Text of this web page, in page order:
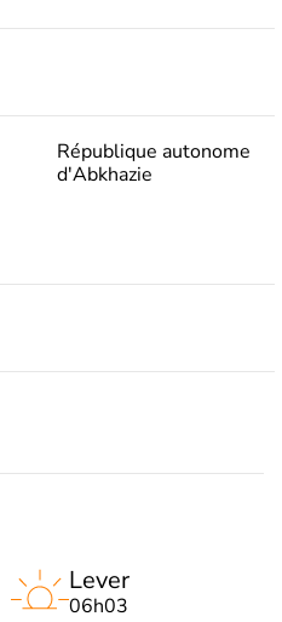
République autonome
d'Abkhazie
Lever
06h03